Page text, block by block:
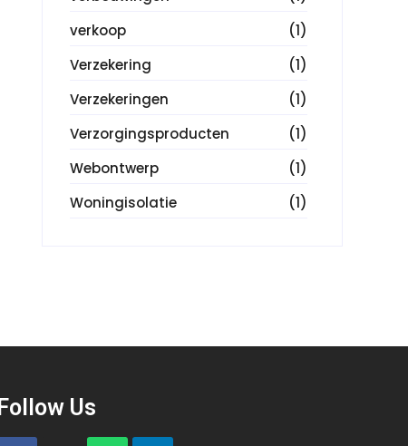
verkoop
(1)
Verzekering
(1)
Verzekeringen
(1)
Verzorgingsproducten
(1)
Webontwerp
(1)
Woningisolatie
(1)
Follow Us